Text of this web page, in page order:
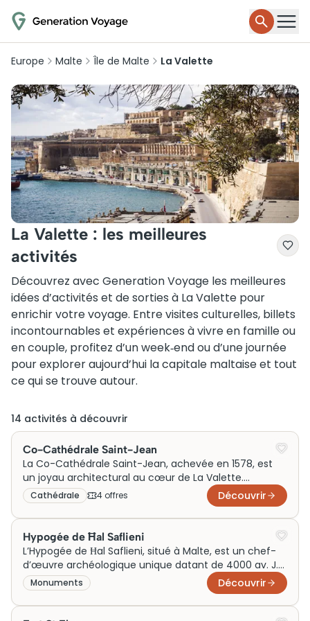
Europe Malte Île de Malte La Valette
La Valette : les meilleures
activités
Découvrez avec Generation Voyage les meilleures
idées d’activités et de sorties à La Valette pour
enrichir votre voyage. Entre visites culturelles, billets
incontournables et expériences à vivre en famille ou
en couple, profitez d’un week‑end ou d’une journée
pour explorer aujourd’hui la capitale maltaise et tout
ce qui se trouve autour.
14 activités à découvrir
Co-Cathédrale Saint-Jean
La Co-Cathédrale Saint-Jean, achevée en 1578, est
un joyau architectural au cœur de La Valette.
Ancienne église conventuelle des Chevaliers de Malte,
elle incarne un mélange somptueux de marbres
précieux et d’œuvres d’art de maîtres européens, tels
que Caravage. Plus qu’un simple lieu de culte, elle
témoigne de l’histoire riche et complexe de Malte,
attirant les visiteurs par son intérieur richement
décoré et son aura culturelle imposante.
Cathédrale 4 offres Découvrir
Hypogée de Ħal Saflieni
L’Hypogée de Ħal Saflieni, situé à Malte, est un chef-
d’œuvre archéologique unique datant de 4000 av. J.-
C. Cet incroyable complexe souterrain à plusieurs
niveaux servait de lieu de sépulture, révélant des
pratiques funéraires anciennes. Les parois de
Monuments Découvrir